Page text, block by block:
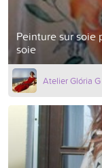
Peinture sur soie
soie
Atelier Glória G